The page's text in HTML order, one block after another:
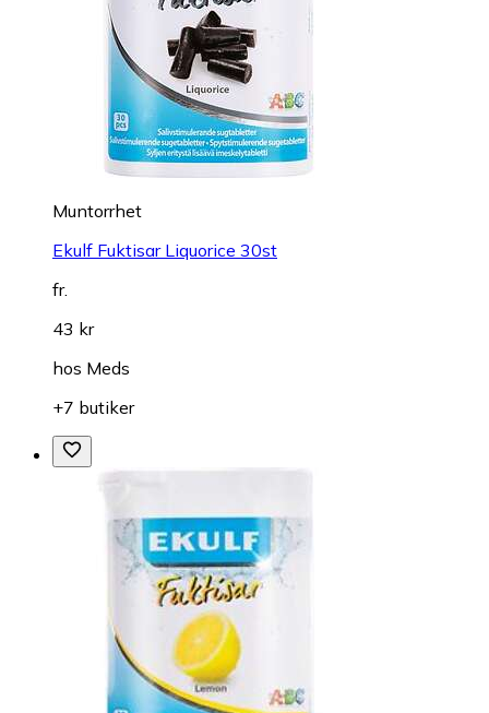
Muntorrhet
Ekulf Fuktisar Liquorice 30st
fr.
43 kr
hos Meds
+7 butiker